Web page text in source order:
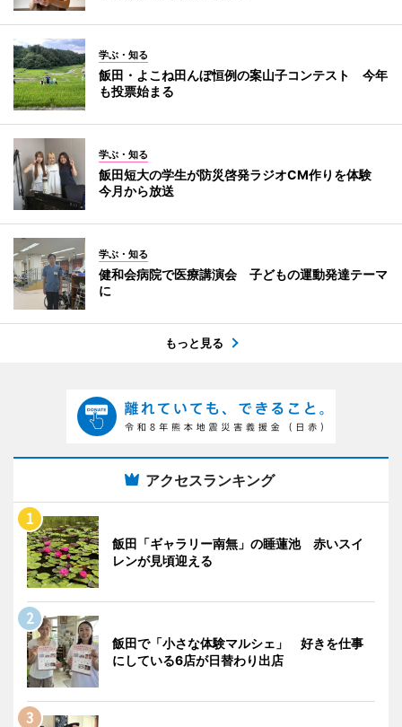
学ぶ・知る
飯田・よこね田んぼ恒例の案山子コンテスト 今年
も投票始まる
学ぶ・知る
飯田短大の学生が防災啓発ラジオCM作りを体験
今月から放送
学ぶ・知る
健和会病院で医療講演会 子どもの運動発達テーマ
に
もっと見る
アクセスランキング
飯田「ギャラリー南無」の睡蓮池 赤いスイ
レンが見頃迎える
飯田で「小さな体験マルシェ」 好きを仕事
にしている6店が日替わり出店